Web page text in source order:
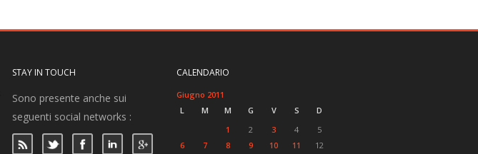
STAY IN TOUCH
Sono presente anche sui
seguenti social networks :
CALENDARIO
Giugno 2011
L
M M G V S
D
1
2 3 4
5
6
7 8 9 10 11 12